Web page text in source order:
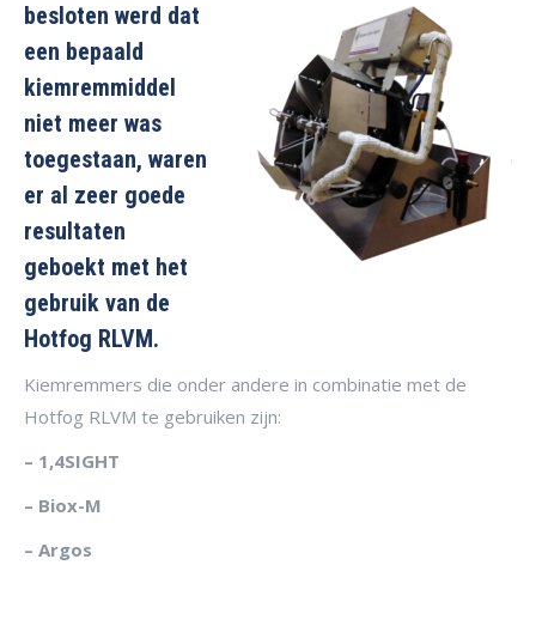
besloten werd dat
een bepaald
kiemremmiddel
niet meer was
toegestaan, waren
er al zeer goede
resultaten
geboekt met het
gebruik van de
Hotfog RLVM.
Kiemremmers die onder andere in combinatie met de
Hotfog RLVM te gebruiken zijn:
– 1,4SIGHT
– Biox-M
– Argos